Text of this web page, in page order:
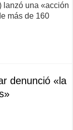
lanzó una «acción
más de 160
denunció «la